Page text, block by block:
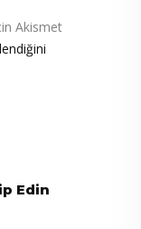
Akismet
Edin